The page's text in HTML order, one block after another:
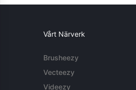
Vårt Närverk
Brusheezy
Vecteezy
Videezy